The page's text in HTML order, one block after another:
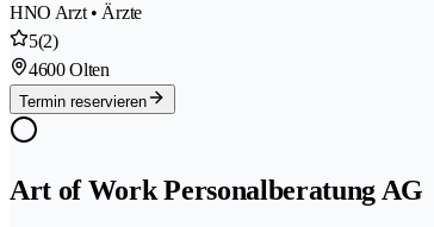
HNO Arzt • Ärzte
5(2)
4600 Olten
Termin reservieren
Art of Work Personalberatung AG